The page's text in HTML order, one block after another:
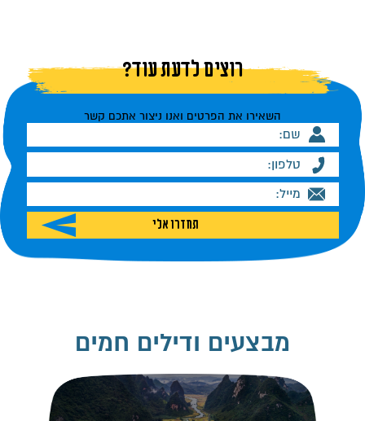
רוצים לדעת עוד?
השאירו את הפרטים ואנו ניצור אתכם קשר
מבצעים ודילים חמים